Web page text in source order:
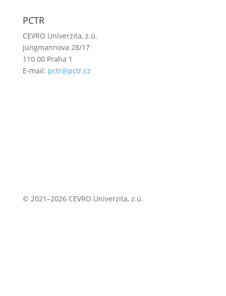
PCTR
CEVRO Univerzita, z.ú.
Jungmannova 28/17
110 00 Praha 1
E-mail: pctr@pctr.cz
© 2021–2026 CEVRO Univerzita, z.ú.